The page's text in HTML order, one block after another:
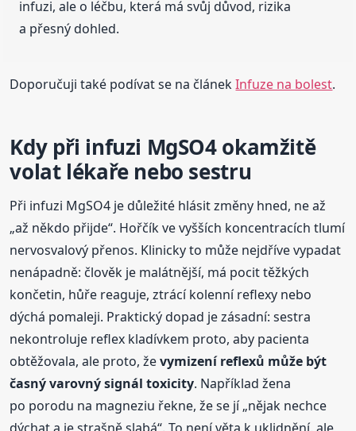
infuzi, ale o léčbu, která má svůj důvod, rizika
a přesný dohled.
Doporučuji také podívat se na článekInfuze na bolest.
Kdy při infuzi MgSO4 okamžitě
volat lékaře nebo sestru
Při infuzi MgSO4 je důležité hlásit změny hned, ne až
„až někdo přijde“. Hořčík ve vyšších koncentracích tlumí
nervosvalový přenos. Klinicky to může nejdříve vypadat
nenápadně: člověk je malátnější, má pocit těžkých
končetin, hůře reaguje, ztrácí kolenní reflexy nebo
dýchá pomaleji. Praktický dopad je zásadní: sestra
nekontroluje reflex kladívkem proto, aby pacienta
obtěžovala, ale proto, ževymizení reflexů může být
časný varovný signál toxicity. Například žena
po porodu na magneziu řekne, že se jí „nějak nechce